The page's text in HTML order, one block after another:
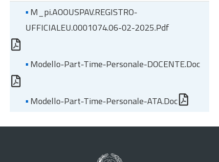
▪M_pi.AOOUSPAV.REGISTRO-
UFFICIALEU.0001074.06-02-2025.pdf
▪Modello-Part-Time-Personale-DOCENTE.doc
▪Modello-Part-Time-Personale-ATA.doc